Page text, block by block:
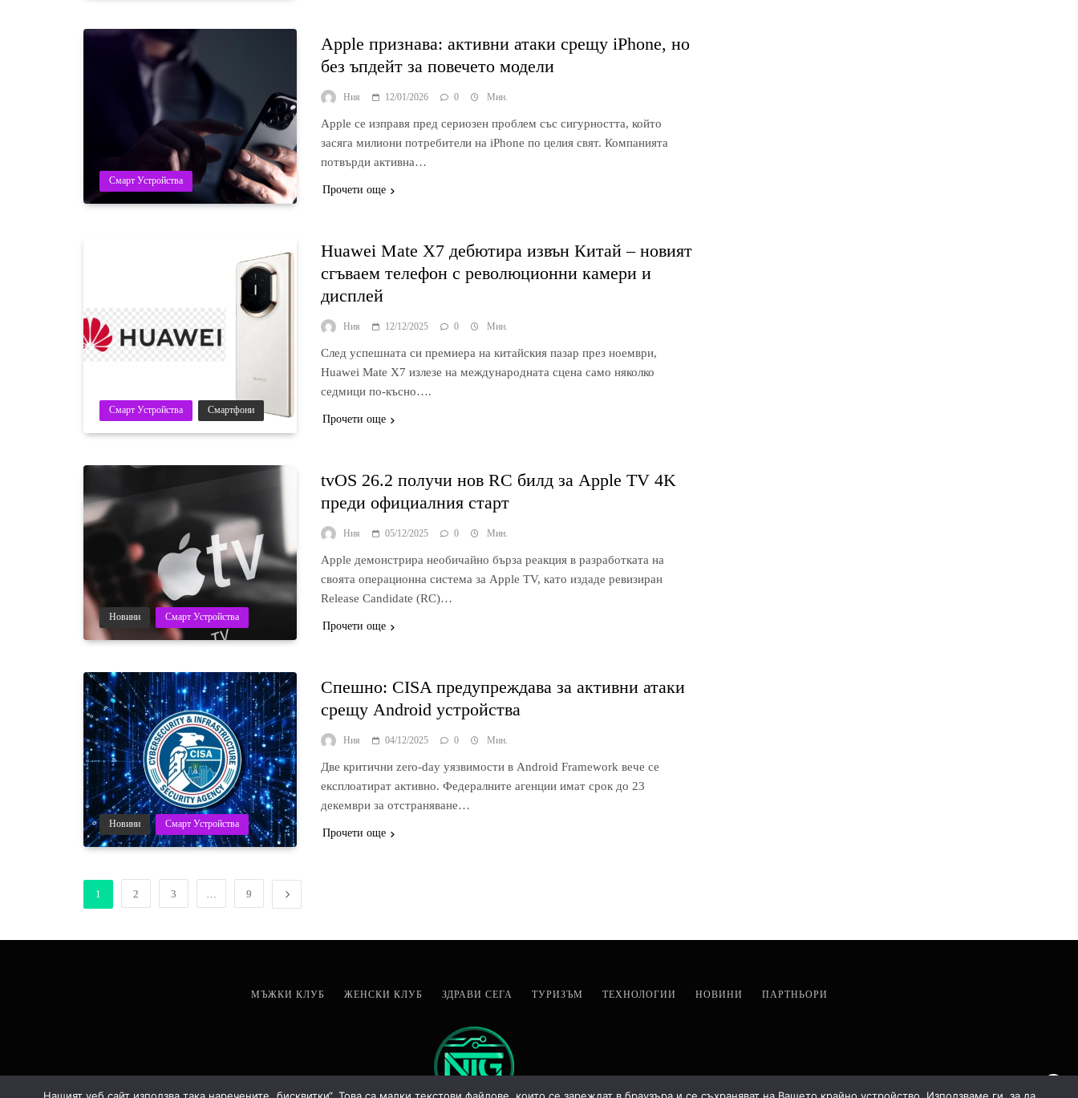
Смарт Устройства
Apple признава: активни атаки срещу iPhone, но
без ъпдейт за повечето модели
Ния 12/01/2026 0 Мин.
Apple се изправя пред сериозен проблем със сигурността, който
засяга милиони потребители на iPhone по целия свят. Компанията
потвърди активна…
Прочети още
Смарт Устройства Смартфони
Huawei Mate X7 дебютира извън Китай – новият
сгъваем телефон с революционни камери и
дисплей
Ния 12/12/2025 0 Мин.
След успешната си премиера на китайския пазар през ноември,
Huawei Mate X7 излезе на международната сцена само няколко
седмици по-късно….
Прочети още
Новини Смарт Устройства
tvOS 26.2 получи нов RC билд за Apple TV 4K
преди официалния старт
Ния 05/12/2025 0 Мин.
Apple демонстрира необичайно бърза реакция в разработката на
своята операционна система за Apple TV, като издаде ревизиран
Release Candidate (RC)…
Прочети още
Новини Смарт Устройства
Спешно: CISA предупреждава за активни атаки
срещу Android устройства
Ния 04/12/2025 0 Мин.
Две критични zero-day уязвимости в Android Framework вече се
експлоатират активно. Федералните агенции имат срок до 23
декември за отстраняване…
Прочети още
1 2 3 … 9
МЪЖКИ КЛУБ ЖЕНСКИ КЛУБ ЗДРАВИ СЕГА ТУРИЗЪМ ТЕХНОЛОГИИ НОВИНИ ПАРТНЬОРИ